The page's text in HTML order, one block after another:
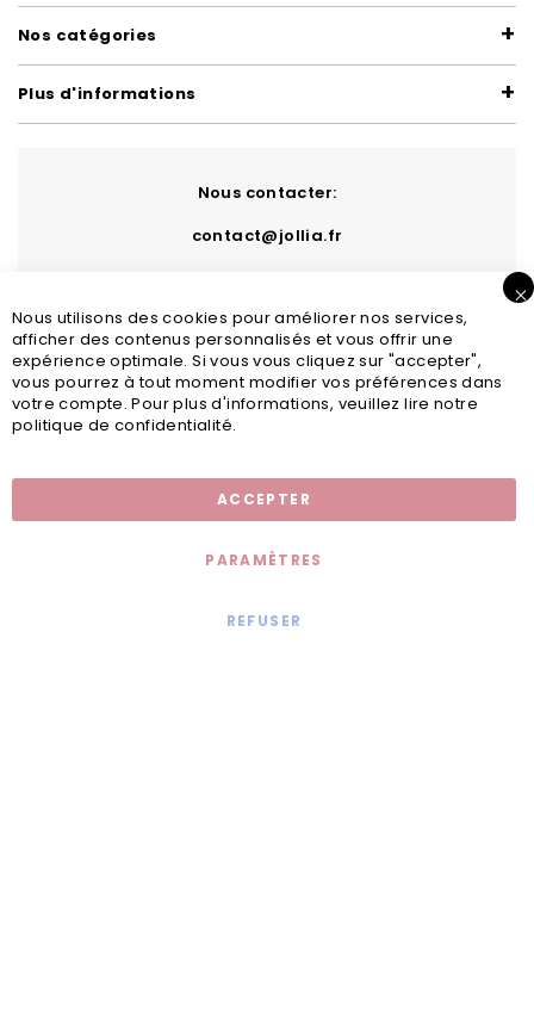
Nos catégories
Plus d'informations
Nous contacter:
contact@jollia.fr
Nous utilisons des cookies pour améliorer nos services,
afficher des contenus personnalisés et vous offrir une
expérience optimale. Si vous vous cliquez sur "accepter",
vous pourrez à tout moment modifier vos préférences dans
votre compte. Pour plus d'informations, veuillez lire notre
politique de confidentialité.
ACCEPTER
PARAMÈTRES
REFUSER